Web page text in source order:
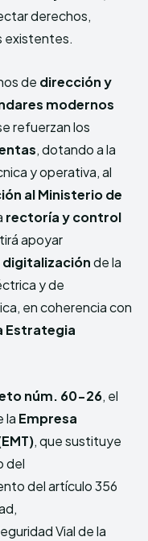
derechos,
existentes.
de dirección y
modernos
refuerzan los
, dotando a la
y operativa, al
al Ministerio de
rectoría y control
apoyar
digitalizaciónde la
y de
en coherencia con
Estrategia
núm. 60-26, el
la Empresa
, que sustituye
del
del artículo 356
Vial de la